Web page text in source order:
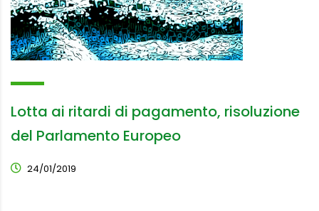
Lotta ai ritardi di pagamento, risoluzione
del Parlamento Europeo
24/01/2019